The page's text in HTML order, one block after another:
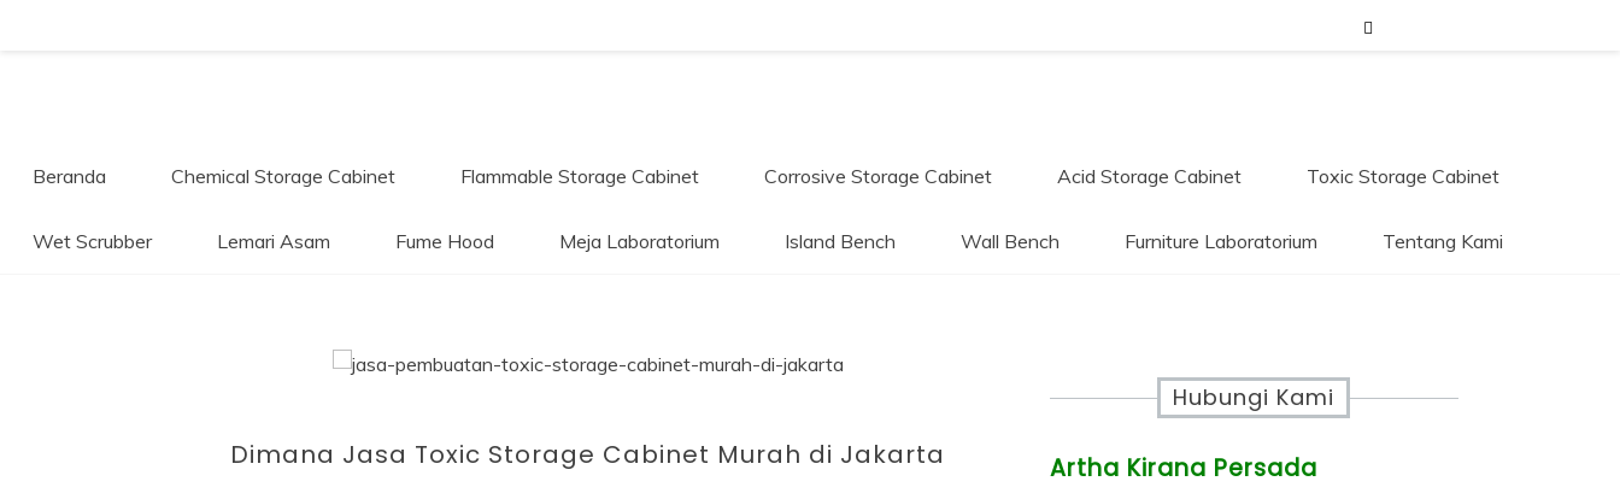
Furniture
Laboratorium
Beranda Chemical Storage Cabinet Flammable Storage Cabinet Corrosive Storage Cabinet Acid Storage Cabinet Toxic Storage Cabinet
Wet Scrubber Lemari Asam Fume Hood Meja Laboratorium Island Bench Wall Bench Furniture Laboratorium Tentang Kami
Dimana Jasa Toxic Storage Cabinet Murah di Jakarta
Hubungi Kami
Artha Kirana Persada